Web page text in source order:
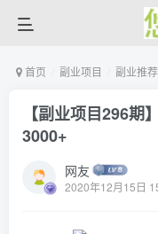
首页 副业项目 副业推荐
【副业项目296期
3000+
网友
2020年12月15日